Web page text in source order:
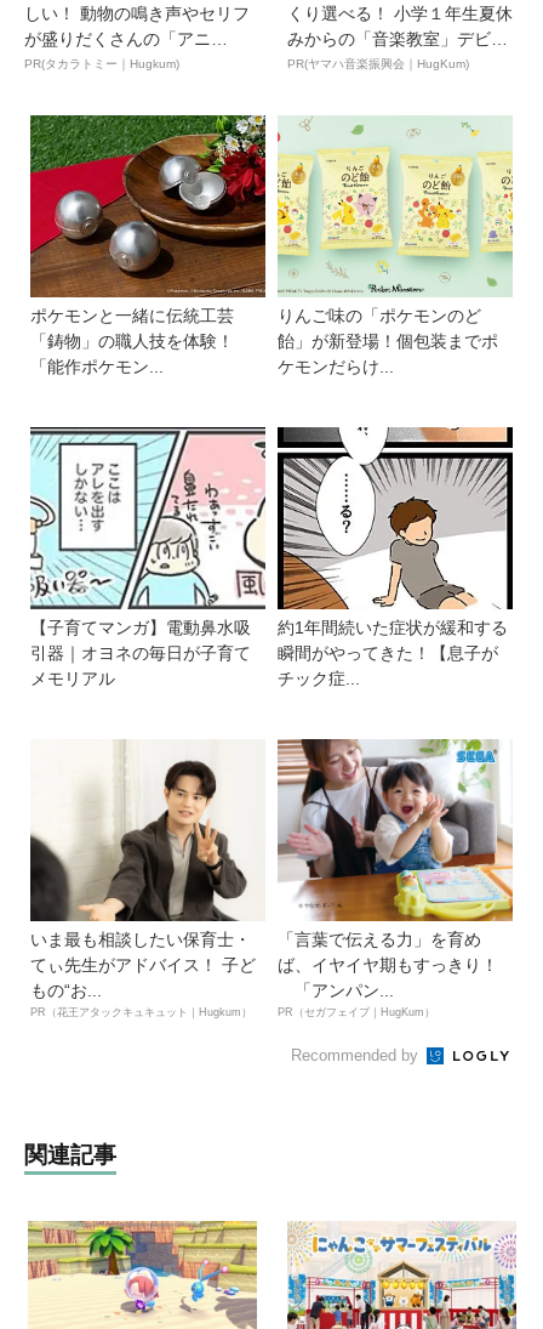
しい！ 動物の鳴き声やセリフ
が盛りだくさんの「アニ
ア ...
PR(タカラトミー｜Hugkum)
くり選べる！ 小学１年生夏休
みからの「音楽教室」デビ
ュ...
PR(ヤマハ音楽振興会｜HugKum)
ポケモンと一緒に伝統工芸
「鋳物」の職人技を体験！
「能作ポケモン...
りんご味の「ポケモンのど
飴」が新登場！個包装までポ
ケモンだらけ...
【子育てマンガ】電動鼻水吸
引器｜オヨネの毎日が子育て
メモリアル
約1年間続いた症状が緩和する
瞬間がやってきた！【息子が
チック症...
いま最も相談したい保育士・
てぃ先生がアドバイス！ 子ど
もの“お...
PR（花王アタックキュキュット｜Hugkum）
「言葉で伝える力」を育め
ば、イヤイヤ期もすっきり！
「アンパン...
PR（セガフェイブ｜HugKum）
Recommended by
関連記事